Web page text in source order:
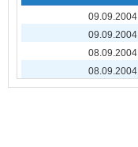
09.09.2004
09.09.2004
08.09.2004
08.09.2004